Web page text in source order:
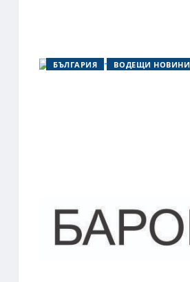
БЪЛГАРИЯ ВОДЕЩИ НОВИНИ